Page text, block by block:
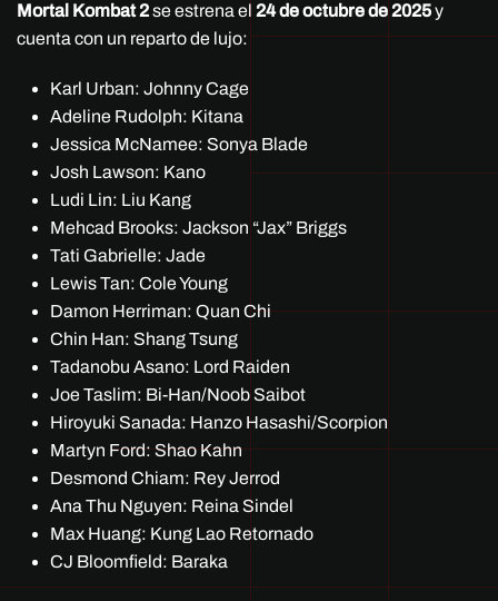
Mortal Kombat 2se estrena el 24 de octubre de 2025y
cuenta con un reparto de lujo:
Karl Urban: Johnny Cage
Adeline Rudolph: Kitana
Jessica McNamee: Sonya Blade
Josh Lawson: Kano
Ludi Lin: Liu Kang
Mehcad Brooks: Jackson “Jax” Briggs
Tati Gabrielle: Jade
Lewis Tan: Cole Young
Damon Herriman: Quan Chi
Chin Han: Shang Tsung
Tadanobu Asano: Lord Raiden
Joe Taslim: Bi-Han/Noob Saibot
Hiroyuki Sanada: Hanzo Hasashi/Scorpion
Martyn Ford: Shao Kahn
Desmond Chiam: Rey Jerrod
Ana Thu Nguyen: Reina Sindel
Max Huang: Kung Lao Retornado
CJ Bloomfield: Baraka